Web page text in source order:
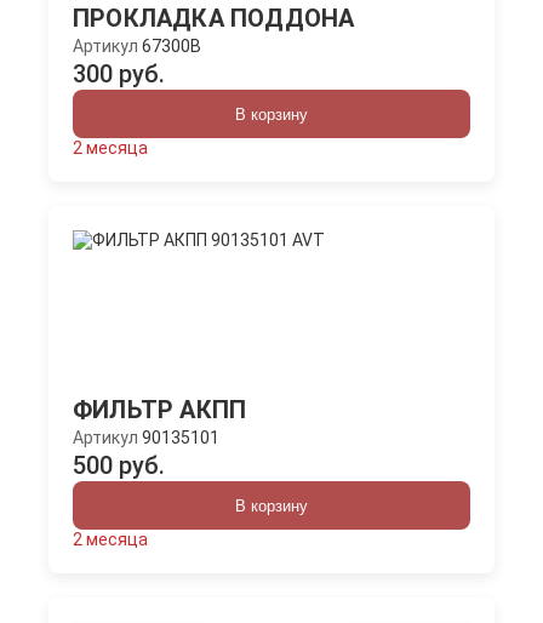
ПРОКЛАДКА ПОДДОНА
Артикул 67300B
300 руб.
В корзину
2 месяца
ФИЛЬТР АКПП
Артикул 90135101
500 руб.
В корзину
2 месяца